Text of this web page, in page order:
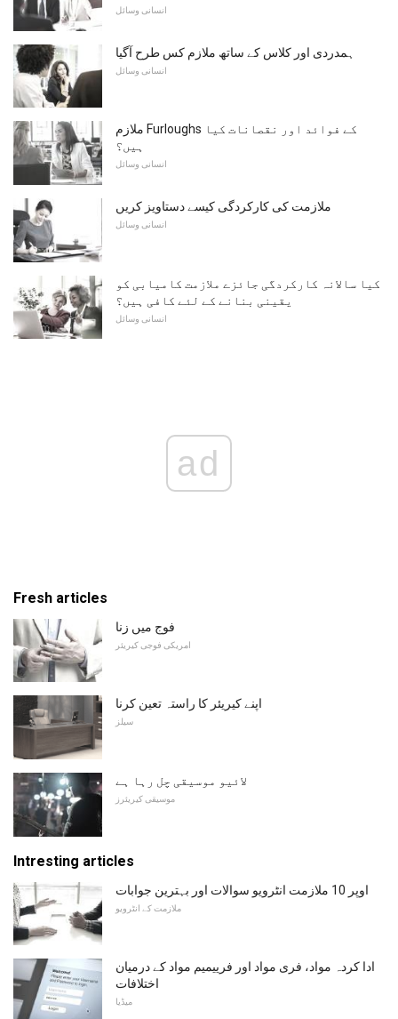
انسانی وسائل
ہمدردی اور کلاس کے ساتھ ملازم کس طرح آگیا
انسانی وسائل
ملازم Furloughs کے فوائد اور نقصانات کیا
ہیں؟
انسانی وسائل
ملازمت کی کارکردگی کیسے دستاویز کریں
انسانی وسائل
کیا سالانہ کارکردگی جائزے ملازمت کامیابی کو
یقینی بنانے کے لئے کافی ہیں؟
انسانی وسائل
ad
Fresh articles
فوج میں زنا
امریکی فوجی کیریئر
اپنے کیریئر کا راستہ تعین کرنا
سیلز
لائیو موسیقی چل رہا ہے
موسیقی کیریئرز
Intresting articles
اوپر 10 ملازمت انٹرویو سوالات اور بہترین جوابات
ملازمت کے انٹرویو
ادا کردہ مواد، فری مواد اور فرییمیم مواد کے درمیان
اختلافات
میڈیا